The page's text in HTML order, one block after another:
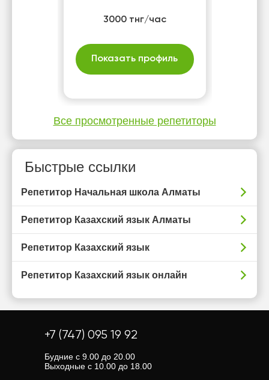
3000 тнг/час
Показать профиль
Все просмотренные репетиторы
Быстрые ссылки
Репетитор Начальная школа Алматы
Репетитор Казахский язык Алматы
Репетитор Казахский язык
Репетитор Казахский язык онлайн
+7 (747) 095 19 92
Будние с 9.00 до 20.00
Выходные с 10.00 до 18.00